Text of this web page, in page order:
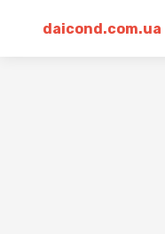
daicond.com.ua